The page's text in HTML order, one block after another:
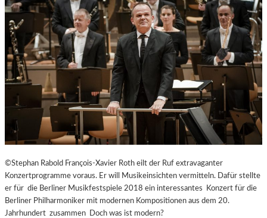
©Stephan Rabold François-Xavier Roth eilt der Ruf extravaganter
Konzertprogramme voraus. Er will Musikeinsichten vermitteln. Dafür stellte
er für die Berliner Musikfestspiele 2018 ein interessantes Konzert für die
Berliner Philharmoniker mit modernen Kompositionen aus dem 20.
Jahrhundert zusammen Doch was ist modern?